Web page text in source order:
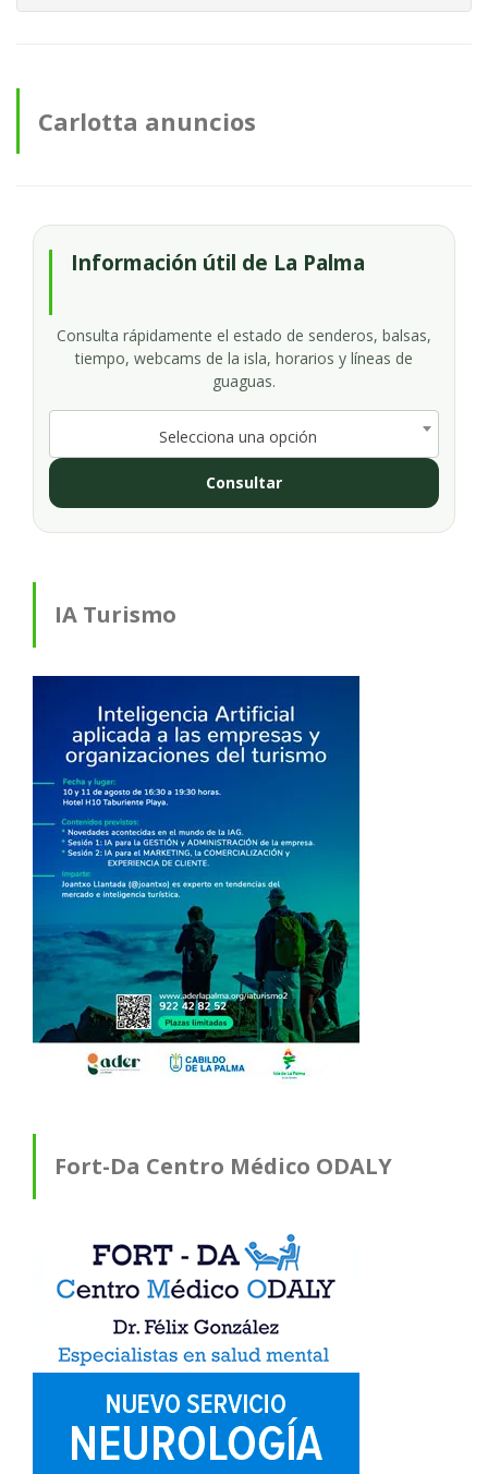
Carlotta anuncios
Información útil de La Palma
Consulta rápidamente el estado de senderos, balsas,
tiempo, webcams de la isla, horarios y líneas de
guaguas.
Selecciona una opción
Consultar
IA Turismo
Fort-Da Centro Médico ODALY